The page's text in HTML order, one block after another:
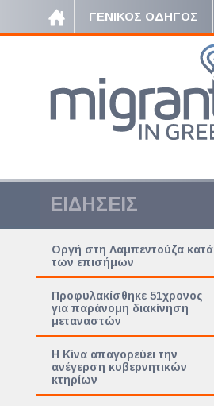
ΓΕΝΙΚΟΣ ΟΔΗΓΟΣ
ΕΙΔΗΣΕΙΣ
Οργή στη Λαμπεντούζα κατά
των επισήμων
Προφυλακίσθηκε 51χρονος
για παράνομη διακίνηση
μεταναστών
Η Κίνα απαγορεύει την
ανέγερση κυβερνητικών
κτηρίων